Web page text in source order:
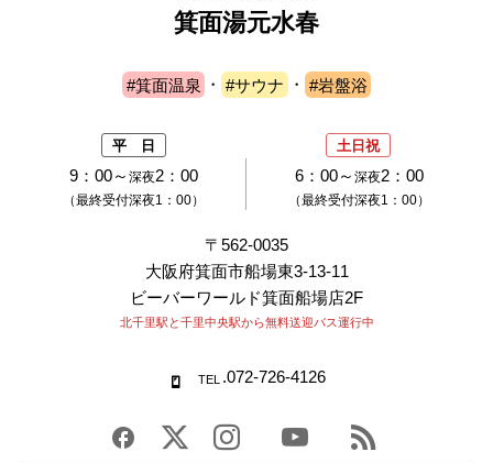
箕面湯元水春
#箕面温泉 ・ #サウナ ・ #岩盤浴
平 日 土日祝
9：00～ 深夜2：00
（最終受付深夜1：00）
6：00～ 深夜2：00
（最終受付深夜1：00）
〒562-0035
大阪府箕面市船場東3-13-11
ビーバーワールド箕面船場店2F
北千里駅と千里中央駅から無料送迎バス運行中
TEL .072-726-4126